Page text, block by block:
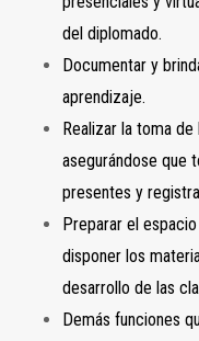
del diplomado.
Documentar y
aprendizaje.
Realizar la toma
asegurándose que
presentes y
Preparar el
disponer los
desarrollo de las
Demás funciones